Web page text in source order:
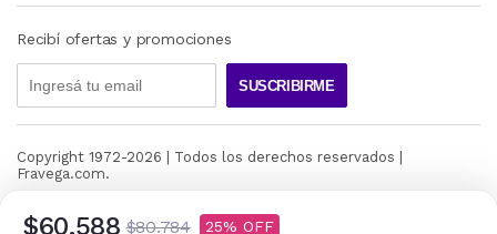
$60.588 $80.784 25
Recibí ofertas y promociones
SUSCRIBIRME
Copyright 1972-2026 | Todos los derechos reservados |
Fravega.com.